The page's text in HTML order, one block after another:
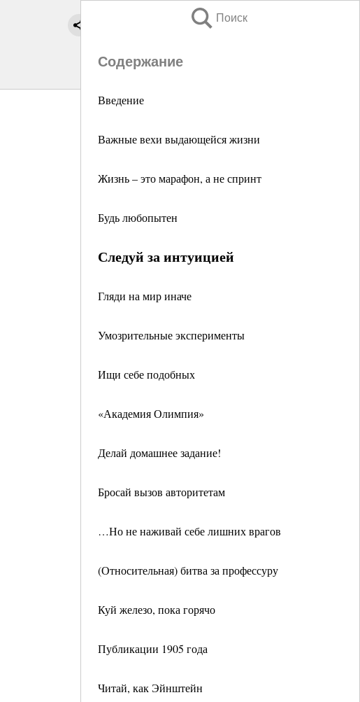
Поиск
Содержание
Введение
Важные вехи выдающейся жизни
Жизнь – это марафон, а не спринт
Будь любопытен
Следуй за интуицией
Гляди на мир иначе
Умозрительные эксперименты
Ищи себе подобных
«Академия Олимпия»
Делай домашнее задание!
Бросай вызов авторитетам
…Но не наживай себе лишних врагов
(Относительная) битва за профессуру
Куй железо, пока горячо
Публикации 1905 года
Читай, как Эйнштейн